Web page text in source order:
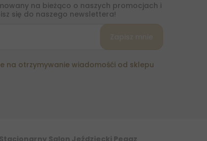
na bieżąco o naszych promocjach i
się do naszego newslettera!
na otrzymywanie wiadomośći od sklepu